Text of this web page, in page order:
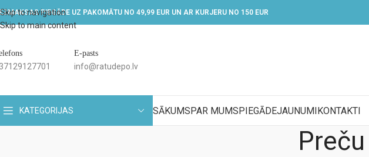
Skip to navigation
Skip to main content
PIEGĀDE UZ PAKOMĀTU NO 49,99 EUR UN AR KURJERU NO 150 EUR
E-pasts
info@ratudepo.lv
KATEGORIJAS SĀKUMSPAR MUMSPIEGĀDEJAUNUMIKONTAKTI